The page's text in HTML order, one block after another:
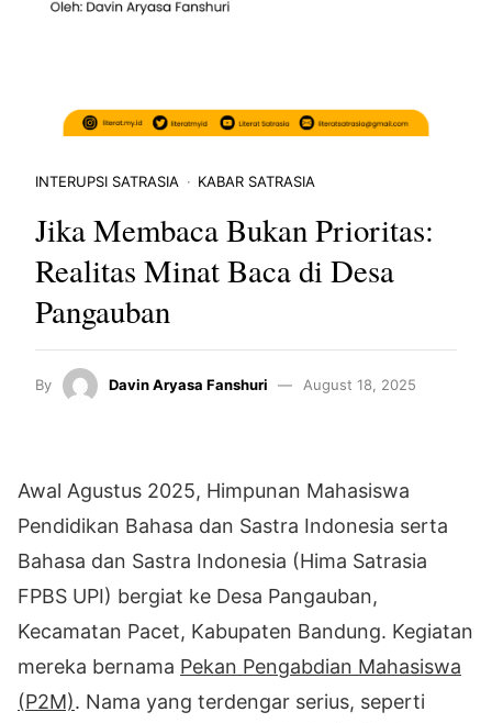
INTERUPSI SATRASIA KABAR SATRASIA
Jika Membaca Bukan Prioritas:
Realitas Minat Baca di Desa
Pangauban
By Davin Aryasa Fanshuri August 18, 2025
Awal Agustus 2025, Himpunan Mahasiswa
Pendidikan Bahasa dan Sastra Indonesia serta
Bahasa dan Sastra Indonesia (Hima Satrasia
FPBS UPI) bergiat ke Desa Pangauban,
Kecamatan Pacet, Kabupaten Bandung. Kegiatan
mereka bernama Pekan Pengabdian Mahasiswa
(P2M). Nama yang terdengar serius, seperti